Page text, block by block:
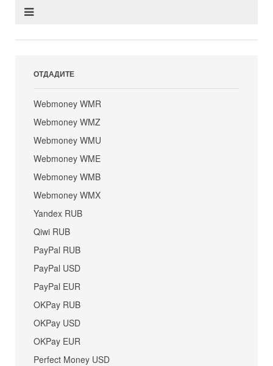
ОТДАДИТЕ
Webmoney WMR
Webmoney WMZ
Webmoney WMU
Webmoney WME
Webmoney WMB
Webmoney WMX
Yandex RUB
Qiwi RUB
PayPal RUB
PayPal USD
PayPal EUR
OKPay RUB
OKPay USD
OKPay EUR
Perfect Money USD